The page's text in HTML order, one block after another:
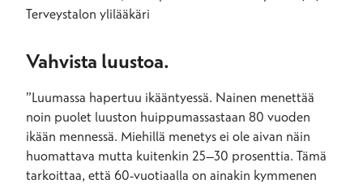
Terveystalon ylilääkäri
Vahvista luustoa.
”Luumassa hapertuu ikääntyessä. Nainen menettää
noin puolet luuston huippumassastaan 80 vuoden
ikään mennessä. Miehillä menetys ei ole aivan näin
huomattava mutta kuitenkin 25–30 prosenttia. Tämä
tarkoittaa, että 60-vuotiaalla on ainakin kymmenen